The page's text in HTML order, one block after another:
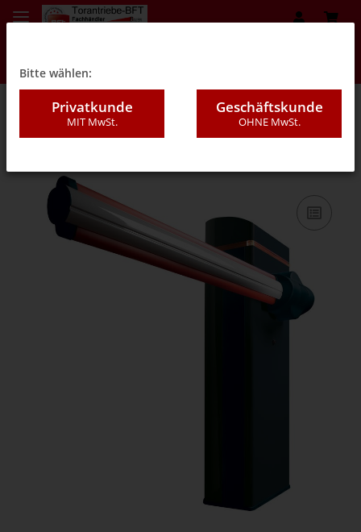
01A - Schranken
Bitte wählen:
Privatkunde
MIT MwSt.
Geschäftskunde
OHNE MwSt.